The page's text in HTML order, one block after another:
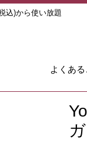
込)から使い放題
よくあ
ガ